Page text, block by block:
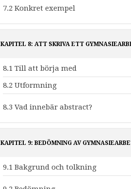
7.2 Konkret exempel
KAPITEL 8: ATT SKRIVA ETT
8.1 Till att börja med
8.2 Utformning
8.3 Vad innebär abstract?
KAPITEL 9: BEDÖMNING AV
9.1 Bakgrund och tolkning